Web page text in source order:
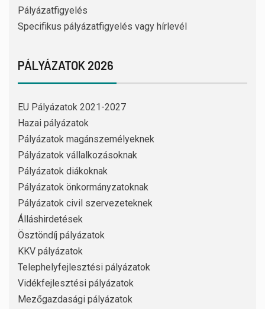
Pályázatfigyelés
Specifikus pályázatfigyelés vagy hírlevél
PÁLYÁZATOK 2026
EU Pályázatok 2021-2027
Hazai pályázatok
Pályázatok magánszemélyeknek
Pályázatok vállalkozásoknak
Pályázatok diákoknak
Pályázatok önkormányzatoknak
Pályázatok civil szervezeteknek
Álláshirdetések
Ösztöndíj pályázatok
KKV pályázatok
Telephelyfejlesztési pályázatok
Vidékfejlesztési pályázatok
Mezőgazdasági pályázatok